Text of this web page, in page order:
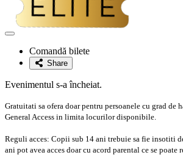
Adaugă
favoriteComandă bilete
Share
Evenimentul s-a încheiat.
Gratuitati sa ofera doar pentru persoanele cu grad de
General Access in limita locurilor disponibile.
Reguli acces: Copii sub 14 ani trebuie sa fie insotiti
ani pot avea acces doar cu acord parental ce se poate